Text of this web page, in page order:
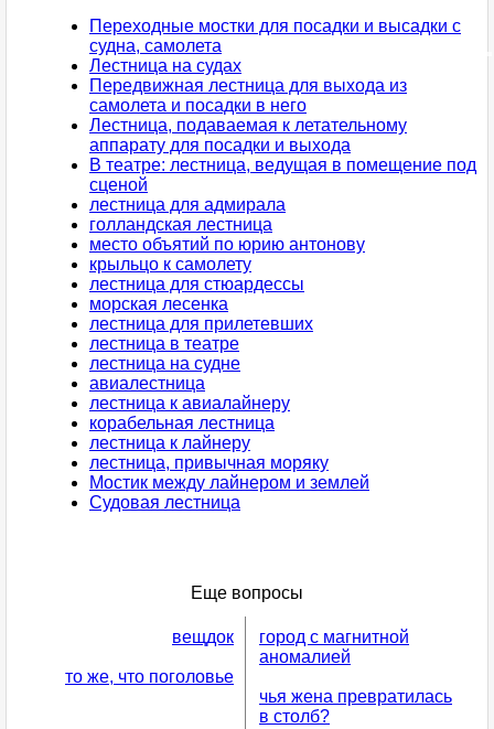
Переходные мостки для посадки и высадки с
судна, самолета
Лестница на судах
Передвижная лестница для выхода из
самолета и посадки в него
Лестница, подаваемая к летательному
аппарату для посадки и выхода
В театре: лестница, ведущая в помещение под
сценой
лестница для адмирала
голландская лестница
место объятий по юрию антонову
крыльцо к самолету
лестница для стюардессы
морская лесенка
лестница для прилетевших
лестница в театре
лестница на судне
авиалестница
лестница к авиалайнеру
корабельная лестница
лестница к лайнеру
лестница, привычная моряку
Мостик между лайнером и землей
Судовая лестница
Еще вопросы
вещдок
то же, что поголовье
город с магнитной
аномалией
чья жена превратилась
в столб?